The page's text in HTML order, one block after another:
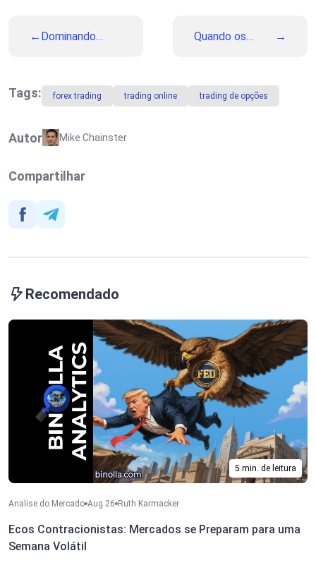
Dominando
Hammer e RSI
Quando os
Intervenções
Cambiais para
Tags: forex trading trading online trading de opções
Autor Mike Chainster
Compartilhar
Recomendado
5 min. de leitura
Analise do Mercado Aug 26 Ruth Karmacker
Ecos Contracionistas: Mercados se Preparam para uma
Semana Volátil